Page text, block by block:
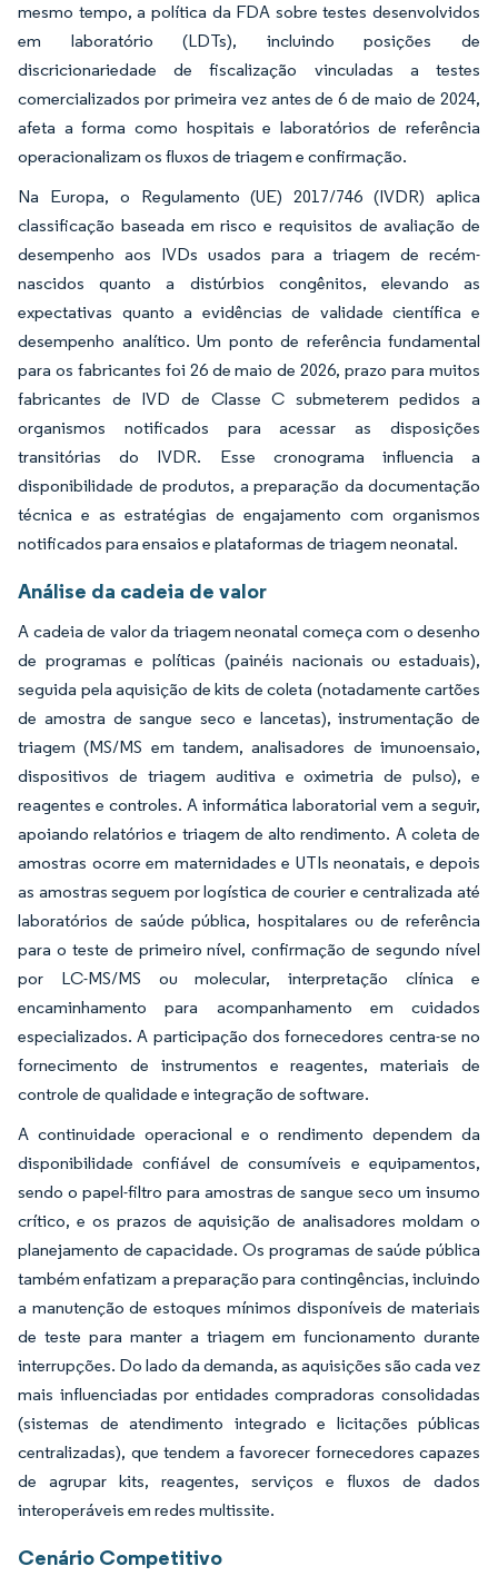
mesmo tempo, a política da FDA sobre testes desenvolvidos
em laboratório (LDTs), incluindo posições de
discricionariedade de fiscalização vinculadas a testes
comercializados por primeira vez antes de 6 de maio de 2024,
afeta a forma como hospitais e laboratórios de referência
operacionalizam os fluxos de triagem e confirmação.
Na Europa, o Regulamento (UE) 2017/746 (IVDR) aplica
classificação baseada em risco e requisitos de avaliação de
desempenho aos IVDs usados para a triagem de recém-
nascidos quanto a distúrbios congênitos, elevando as
expectativas quanto a evidências de validade científica e
desempenho analítico. Um ponto de referência fundamental
para os fabricantes foi 26 de maio de 2026, prazo para muitos
fabricantes de IVD de Classe C submeterem pedidos a
organismos notificados para acessar as disposições
transitórias do IVDR. Esse cronograma influencia a
disponibilidade de produtos, a preparação da documentação
técnica e as estratégias de engajamento com organismos
notificados para ensaios e plataformas de triagem neonatal.
Análise da cadeia de valor
A cadeia de valor da triagem neonatal começa com o desenho
de programas e políticas (painéis nacionais ou estaduais),
seguida pela aquisição de kits de coleta (notadamente cartões
de amostra de sangue seco e lancetas), instrumentação de
triagem (MS/MS em tandem, analisadores de imunoensaio,
dispositivos de triagem auditiva e oximetria de pulso), e
reagentes e controles. A informática laboratorial vem a seguir,
apoiando relatórios e triagem de alto rendimento. A coleta de
amostras ocorre em maternidades e UTIs neonatais, e depois
as amostras seguem por logística de courier e centralizada até
laboratórios de saúde pública, hospitalares ou de referência
para o teste de primeiro nível, confirmação de segundo nível
por LC-MS/MS ou molecular, interpretação clínica e
encaminhamento para acompanhamento em cuidados
especializados. A participação dos fornecedores centra-se no
fornecimento de instrumentos e reagentes, materiais de
controle de qualidade e integração de software.
A continuidade operacional e o rendimento dependem da
disponibilidade confiável de consumíveis e equipamentos,
sendo o papel-filtro para amostras de sangue seco um insumo
crítico, e os prazos de aquisição de analisadores moldam o
planejamento de capacidade. Os programas de saúde pública
também enfatizam a preparação para contingências, incluindo
a manutenção de estoques mínimos disponíveis de materiais
de teste para manter a triagem em funcionamento durante
interrupções. Do lado da demanda, as aquisições são cada vez
mais influenciadas por entidades compradoras consolidadas
(sistemas de atendimento integrado e licitações públicas
centralizadas), que tendem a favorecer fornecedores capazes
de agrupar kits, reagentes, serviços e fluxos de dados
interoperáveis em redes multissite.
Cenário Competitivo